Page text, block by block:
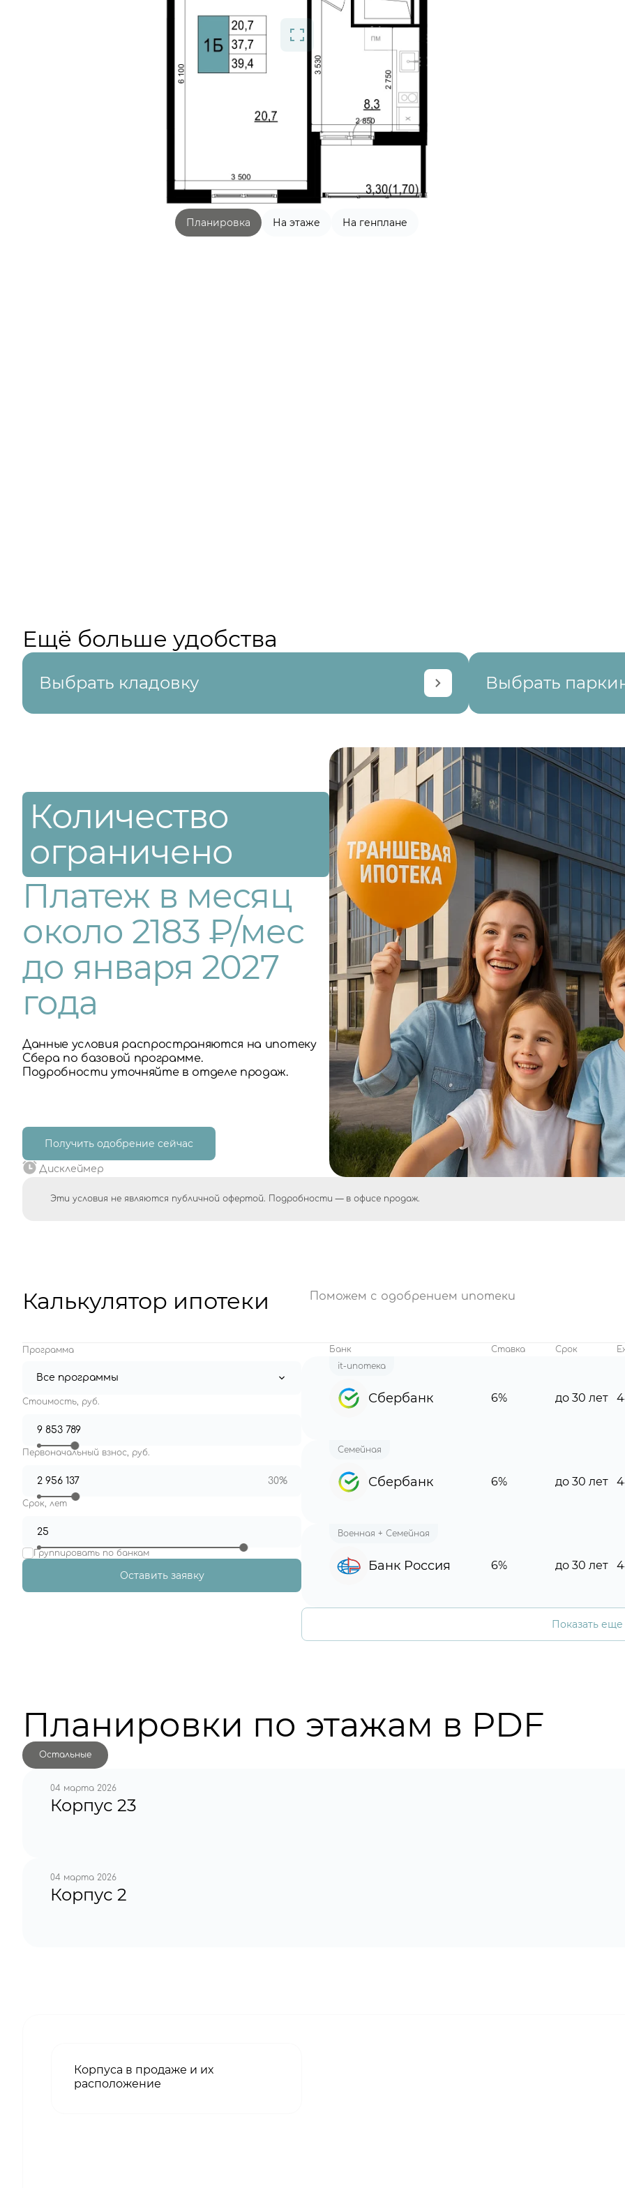
Планировка На этаже На генплане
Ещё больше удобства
Выбрать кладовку Выбрать
Количество
ограничено
Платеж в месяц
около 2183 ₽/мес
до января 2027
года
Данные условия распространяются на ипотеку
Сбера по базовой программе.
Подробности уточняйте в отделе продаж.
Получить одобрение сейчас
Дисклеймер
Эти условия не являются публичной офертой. Подробности — в офисе продаж.
Калькулятор ипотеки Поможем с одобрением ипотеки
Программа
Все программы
Стоимость, руб.
Первоначальный взнос, руб.
30%
Срок, лет
Группировать по банкам
Оставить заявку
Банк Ставка Срок
it-ипотека
Сбербанк 6% до 30 лет
Семейная
Сбербанк 6% до 30 лет
Военная + Семейная
Банк Россия 6% до 30 лет
Показать еще
Планировки по этажам в PDF
Остальные
04 марта 2026
Корпус 23
04 марта 2026
Корпус 2
Корпуса в продаже и их
расположение